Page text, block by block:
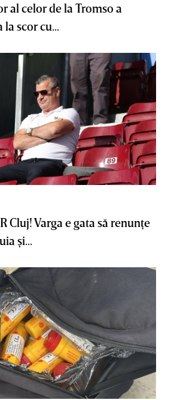
al celor de la Tromso a
scor cu...
Cluj! Varga e gata să renunţe
şi...